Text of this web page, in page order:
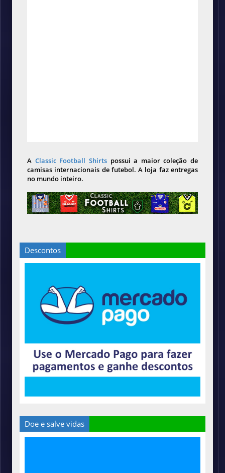
A Classic Football Shirts possui a maior coleção de
camisas internacionais de futebol. A loja faz entregas
no mundo inteiro.
Descontos
Doe e salve vidas